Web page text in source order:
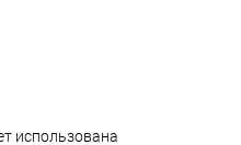
использована